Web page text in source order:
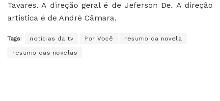
Tavares. A direção geral é de Jeferson De. A direção
artística é de André Câmara.
Tags: noticias da tv Por Você resumo da novela
resumo das novelas